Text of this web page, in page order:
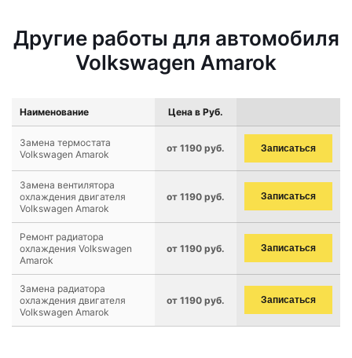
Другие работы для автомобиля
Volkswagen Amarok
Наименование Цена в Руб.
Замена термостата
Volkswagen Amarok
от 1190 руб. Записаться
Замена вентилятора
охлаждения двигателя
Volkswagen Amarok
от 1190 руб. Записаться
Ремонт радиатора
охлаждения Volkswagen
Amarok
от 1190 руб. Записаться
Замена радиатора
охлаждения двигателя
Volkswagen Amarok
от 1190 руб. Записаться